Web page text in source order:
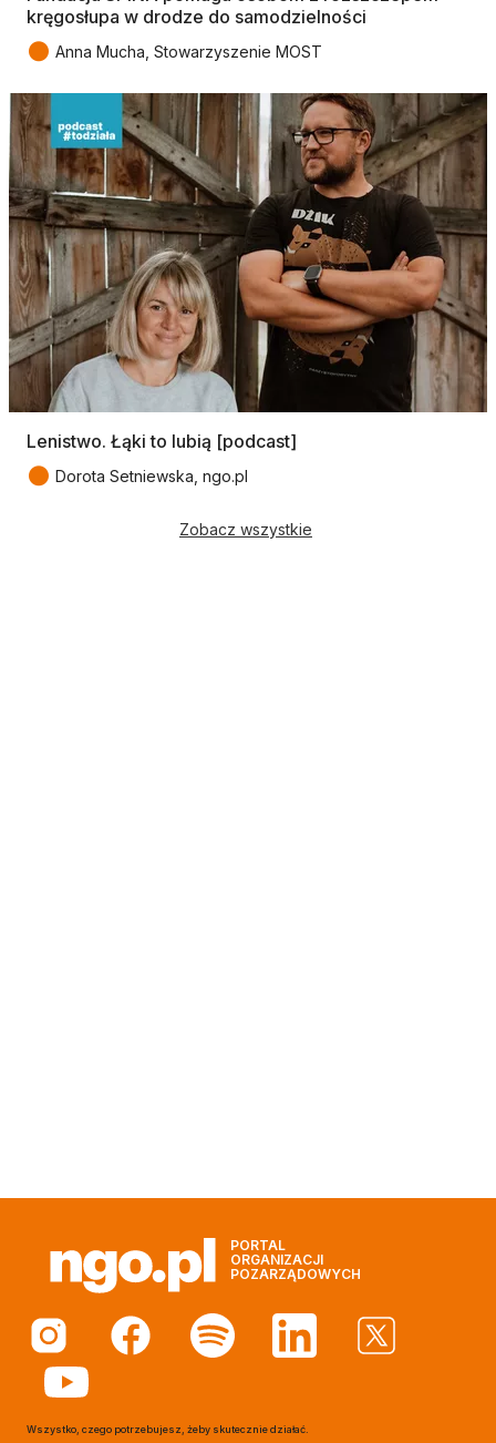
kręgosłupa w drodze do samodzielności
● Anna Mucha, Stowarzyszenie MOST
Lenistwo. Łąki to lubią [podcast]
● Dorota Setniewska, ngo.pl
Zobacz wszystkie
PORTAL
ORGANIZACJI
POZARZĄDOWYCH
Wszystko, czego potrzebujesz, żeby skutecznie działać.